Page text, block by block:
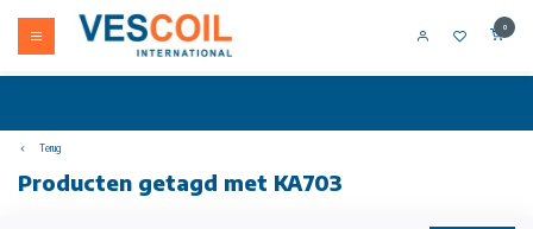
0
Terug
Producten getagd met KA703